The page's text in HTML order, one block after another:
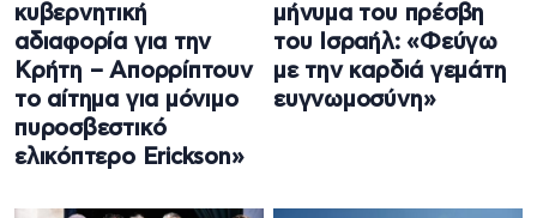
κυβερνητική
αδιαφορία για την
Κρήτη – Απορρίπτουν
το αίτημα για μόνιμο
πυροσβεστικό
ελικόπτερο Erickson»
μήνυμα του πρέσβη
του Ισραήλ: «Φεύγω
με την καρδιά γεμάτη
ευγνωμοσύνη»